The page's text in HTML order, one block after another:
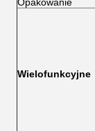
Wielofunkcyjne